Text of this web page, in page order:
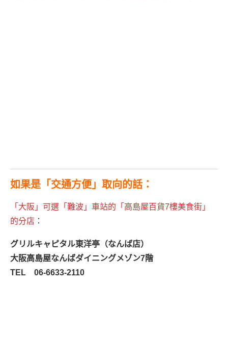
如果是「交通方便」取向的話：
「大阪」可選「難波」車站的「高島屋百貨7樓美食街」
的分店 ：
グリルキャピタル東洋亭（なんば店）
大阪高島屋なんばダイニングメゾン7階
TEL 06-6633-2110